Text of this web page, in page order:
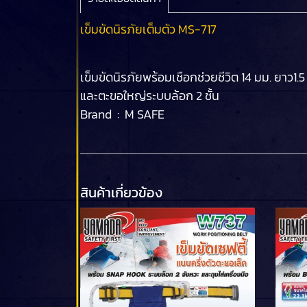
เข็มขัดนิรภัยเต็มตัว MS-717
เข็มขัดนิรภัยพร้อมเชือกช่วยชีวิต 14 มม. ยาว
และตะขอใหญ่ระบบล้อก 2 ชั้น
Brand : M SAFE
สินค้าเกี่ยวข้อง